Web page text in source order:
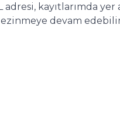
kayıtlarımda
devam